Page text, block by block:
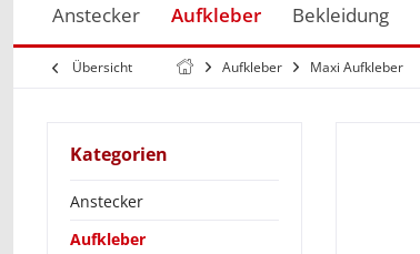
Anstecker Aufkleber Bekleidung
Übersicht Aufkleber Maxi Aufkleber
Kategorien
Anstecker
Aufkleber